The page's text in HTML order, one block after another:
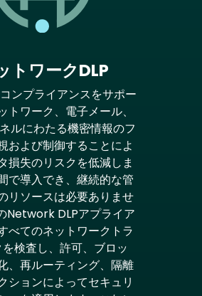
トワークDLP
ンプライアンスをサポー
トワーク、電子メール、
ルにわたる機密情報のフ
および制御することによ
損失のリスクを低減しま
で導入でき、継続的な管
リソースは必要ありませ
Network DLPアプライア
べてのネットワークトラ
検査し、許可、ブロッ
、再ルーティング、隔離
ションによってセキュリ